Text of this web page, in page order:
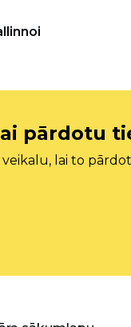
pārdotu
lai to